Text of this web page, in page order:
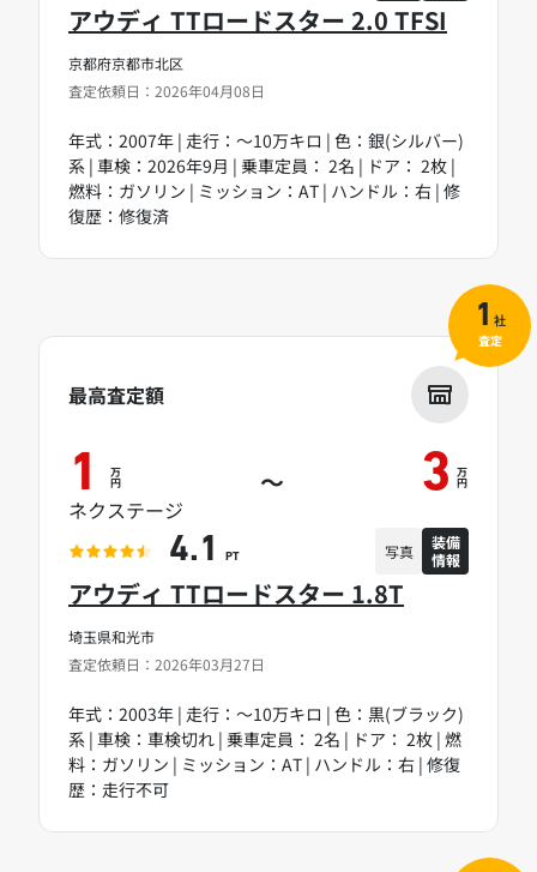
京都府京都市北区
査定依頼日：2026年04月08日
アウディ TTロードスター 2.0 TFSI
年式：2007年 | 走行：～10万キロ | 色：銀(シルバー)
系 | 車検：2026年9月 | 乗車定員： 2名 | ドア： 2枚 |
燃料：ガソリン | ミッション：AT | ハンドル：右 | 修
復歴：修復済
埼玉県和光市
査定依頼日：2026年03月27日
アウディ TTロードスター 1.8T
年式：2003年 | 走行：～10万キロ | 色：黒(ブラック)
系 | 車検：車検切れ | 乗車定員： 2名 | ドア： 2枚 | 燃
料：ガソリン | ミッション：AT | ハンドル：右 | 修復
歴：走行不可
最高査定額
1 万
円 ～ 3 万
円
ネクステージ
4.1 PT 写真
装備
情報
1 社
査定